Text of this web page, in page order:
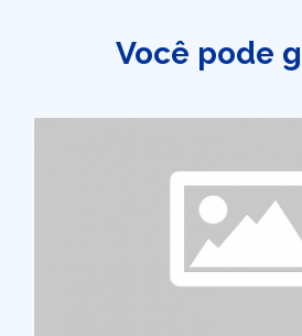
Você pode